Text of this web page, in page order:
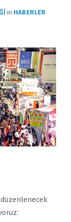
in HABERLER
düzenlenecek